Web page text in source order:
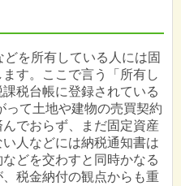
を所有している人には固
す。ここで言う「所有し
税台帳に登録されている
って土地や建物の売買契約
でおらず、まだ固定資産
人などには納税通知書は
どを交わすと同時かなる
税金納付の観点からも重